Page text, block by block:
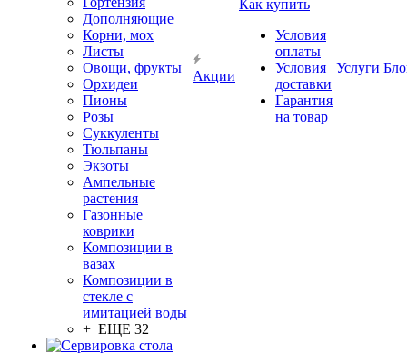
Дополняющие
Корни, мох
Листы
Овощи, фрукты
Орхидеи
Пионы
Розы
Суккуленты
Тюльпаны
Экзоты
Ампельные
растения
Газонные
коврики
Композиции в
вазах
Композиции в
стекле с
имитацией воды
+ ЕЩЕ 32
Акции
Как купить
Условия
оплаты
Условия
доставки
Гарантия
на товар
Услуги